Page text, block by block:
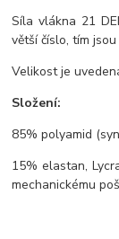
Síla vlákna 21
větší číslo, tím
Velikost je
Složení:
85% polyamid
15% elastan,
mechanickému